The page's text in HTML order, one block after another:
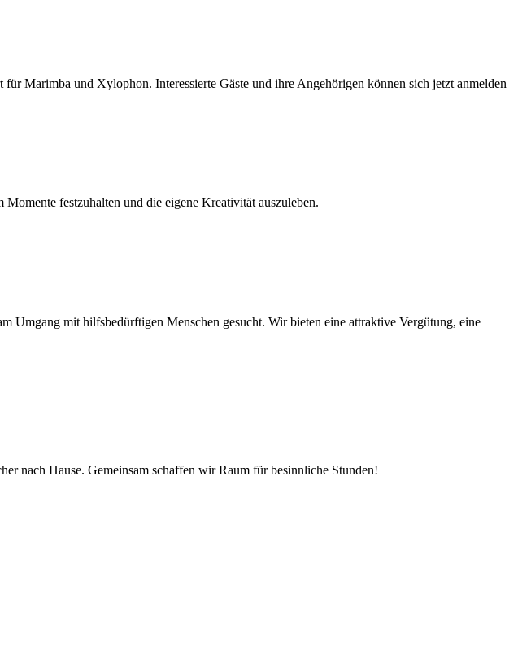
Marimba und Xylophon. Interessierte Gäste und ihre Angehörigen können sich jetzt anmelden
festzuhalten und die eigene Kreativität auszuleben.
Umgang mit hilfsbedürftigen Menschen gesucht. Wir bieten eine attraktive Vergütung, eine
nach Hause. Gemeinsam schaffen wir Raum für besinnliche Stunden!